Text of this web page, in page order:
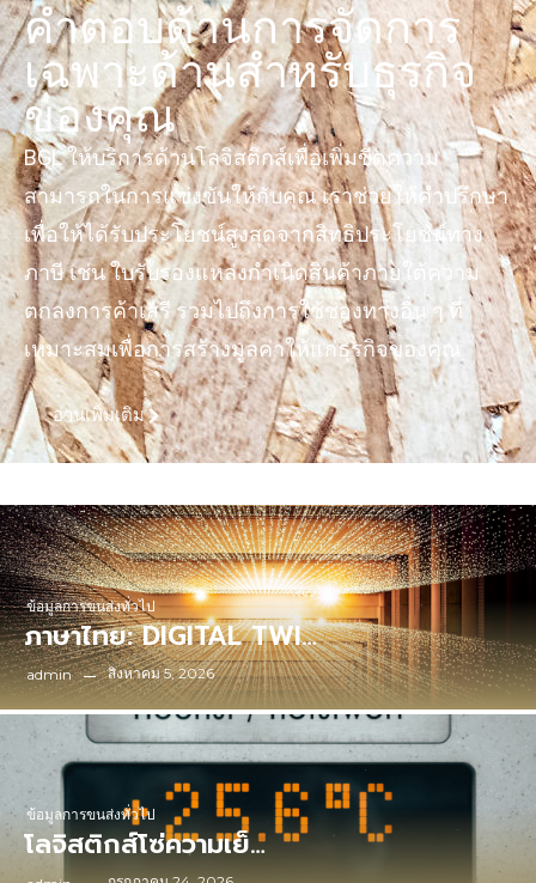
คำตอบด้านการจัดการ
เฉพาะด้านสำหรับธุรกิจ
ของคุณ
BGL ให้บริการด้านโลจิสติกส์เพื่อเพิ่มขีดความ
สามารถในการแข่งขันให้กับคุณ เราช่วยให้คำปรึกษา
เพื่อให้ได้รับประโยชน์สูงสุดจากสิทธิประโยชน์ทาง
ภาษี เช่น ใบรับรองแหล่งกำเนิดสินค้าภายใต้ความ
ตกลงการค้าเสรี รวมไปถึงการใช้ช่องทางอื่น ๆ ที่
เหมาะสมเพื่อการสร้างมูลค่าให้แก่ธุรกิจของคุณ
อ่านเพิ่มเติม
ข้อมูลการขนส่งทั่วไป
ภาษาไทย: DIGITAL TWI…
admin สิงหาคม 5, 2026
ข้อมูลการขนส่งทั่วไป
โลจิสติกส์โซ่ความเย็…